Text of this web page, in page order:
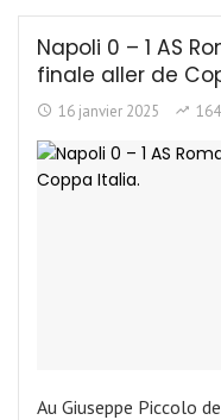
Napoli 0 – 1 AS
finale aller de
16 janvier 2025 164
Au Giuseppe Piccolo